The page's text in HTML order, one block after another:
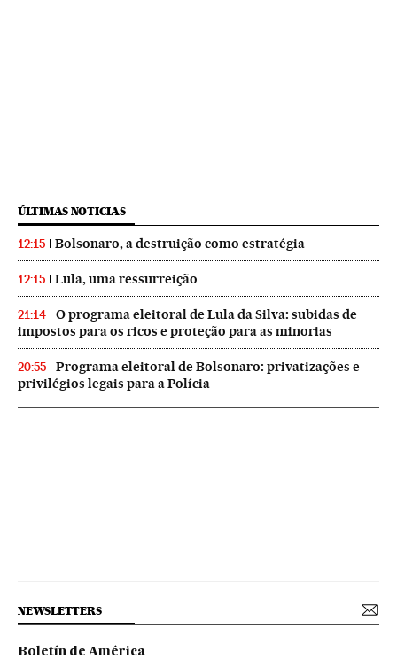
ÚLTIMAS NOTICIAS
12:15 Bolsonaro, a destruição como estratégia
12:15 Lula, uma ressurreição
21:14
O programa eleitoral de Lula da Silva: subidas de
impostos para os ricos e proteção para as minorias
20:55
Programa eleitoral de Bolsonaro: privatizações e
privilégios legais para a Polícia
NEWSLETTERS
Boletín de América